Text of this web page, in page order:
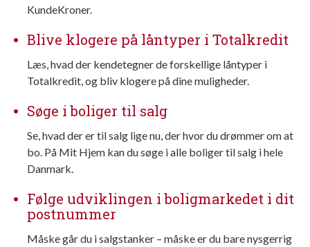
KundeKroner.
Blive klogere på låntyper i Totalkredit
Læs, hvad der kendetegner de forskellige låntyper i
Totalkredit, og bliv klogere på dine muligheder.
Søge i boliger til salg
Se, hvad der er til salg lige nu, der hvor du drømmer om at
bo. På Mit Hjem kan du søge i alle boliger til salg i hele
Danmark.
Følge udviklingen i boligmarkedet i dit
postnummer
Måske går du i salgstanker – måske er du bare nysgerrig